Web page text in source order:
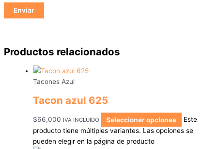
Productos relacionados
Tacones Azul
Tacon azul 625
$66,000 IVA INCLUIDO Seleccionar opciones
Este
producto tiene múltiples variantes. Las opciones se
pueden elegir en la página de producto